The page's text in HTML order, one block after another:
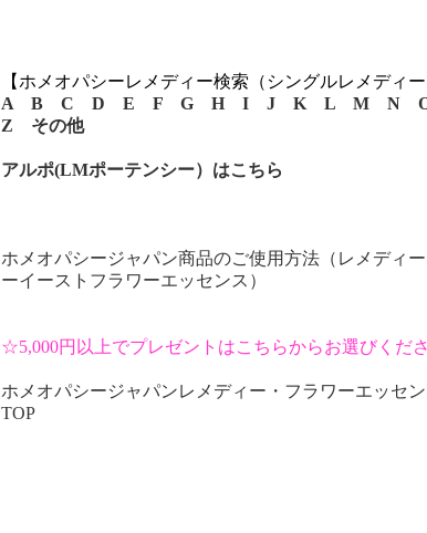
【ホメオパシーレメディー検索（シングルレメディー
A
B C D E F G H I J K L M N
Z
その他
アルポ(LMポーテンシー）はこちら
ホメオパシージャパン商品のご使用方法（レメディ
ーイーストフラワーエッセンス）
☆5,000円以上でプレゼントはこちらからお選びくださ
ホメオパシージャパンレメディー・フラワーエッセ
TOP